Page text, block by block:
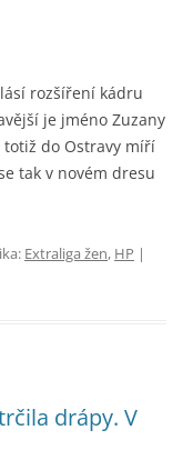
rozšíření kádru
je jméno Zuzany
totiž do Ostravy míří
tak v novém dresu
Extraliga žen, HP |
drápy. V